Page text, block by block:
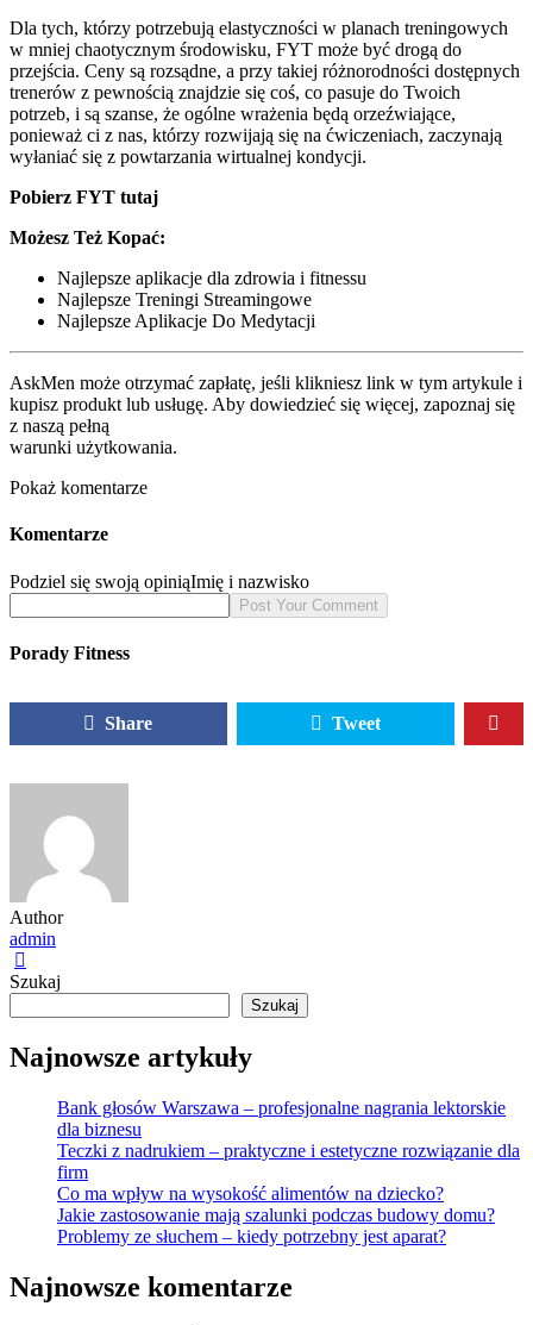
Dla tych, którzy potrzebują elastyczności w planach treningowych
w mniej chaotycznym środowisku, FYT może być drogą do
przejścia. Ceny są rozsądne, a przy takiej różnorodności dostępnych
trenerów z pewnością znajdzie się coś, co pasuje do Twoich
potrzeb, i są szanse, że ogólne wrażenia będą orzeźwiające,
ponieważ ci z nas, którzy rozwijają się na ćwiczeniach, zaczynają
wyłaniać się z powtarzania wirtualnej kondycji.
Pobierz FYT tutaj
Możesz Też Kopać:
Najlepsze aplikacje dla zdrowia i fitnessu
Najlepsze Treningi Streamingowe
Najlepsze Aplikacje Do Medytacji
AskMen może otrzymać zapłatę, jeśli klikniesz link w tym artykule i
kupisz produkt lub usługę. Aby dowiedzieć się więcej, zapoznaj się
z naszą pełną
warunki użytkowania.
Pokaż komentarze
Komentarze
Podziel się swoją opiniąImię i nazwisko
Porady Fitness
Share Tweet
Author
admin
Szukaj
Szukaj
Najnowsze artykuły
Bank głosów Warszawa – profesjonalne nagrania lektorskie
dla biznesu
Teczki z nadrukiem – praktyczne i estetyczne rozwiązanie dla
firm
Co ma wpływ na wysokość alimentów na dziecko?
Jakie zastosowanie mają szalunki podczas budowy domu?
Problemy ze słuchem – kiedy potrzebny jest aparat?
Najnowsze komentarze